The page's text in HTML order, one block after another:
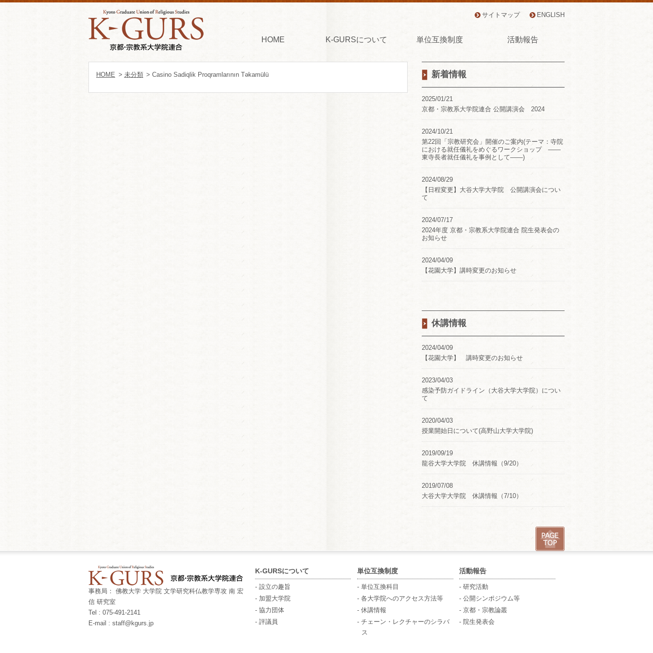
サイトマップ ENGLISH
HOME K-GURSについて 単位互換制度 活動報告
新着情報
2025/01/21
京都・宗教系大学院連合 公開講演会 2024
2024/10/21
第22回「宗教研究会」開催のご案内(テーマ：寺院
における就任儀礼をめぐるワークショップ ――
東寺長者就任儀礼を事例として――)
2024/08/29
【日程変更】大谷大学大学院 公開講演会につい
て
2024/07/17
2024年度 京都・宗教系大学院連合 院生発表会の
お知らせ
2024/04/09
【花園大学】講時変更のお知らせ
休講情報
2024/04/09
【花園大学】 講時変更のお知らせ
2023/04/03
感染予防ガイドライン（大谷大学大学院）につい
て
2020/04/03
授業開始日について(高野山大学大学院)
2019/09/19
龍谷大学大学院 休講情報（9/20）
2019/07/08
大谷大学大学院 休講情報（7/10）
HOME > 未分類 > Casino Sadiqlik Proqramlarının Təkamülü
事務局： 佛教大学 大学院 文学研究科仏教学専攻 南 宏
信 研究室
Tel : 075-491-2141
E-mail : staff@kgurs.jp
K-GURSについて
- 設立の趣旨
- 加盟大学院
- 協力団体
- 評議員
単位互換制度
- 単位互換科目
- 各大学院へのアクセス方法等
- 休講情報
- チェーン・レクチャーのシラバ
ス
活動報告
- 研究活動
- 公開シンポジウム等
- 京都・宗教論叢
- 院生発表会